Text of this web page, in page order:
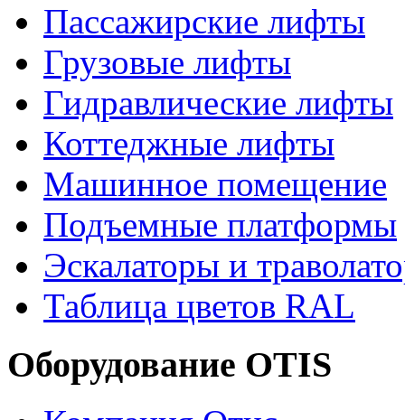
Пассажирские лифты
Грузовые лифты
Гидравлические лифты
Коттеджные лифты
Машинное помещение
Подъемные платформы
Эскалаторы и
Таблица цветов RAL
Оборудование OTIS